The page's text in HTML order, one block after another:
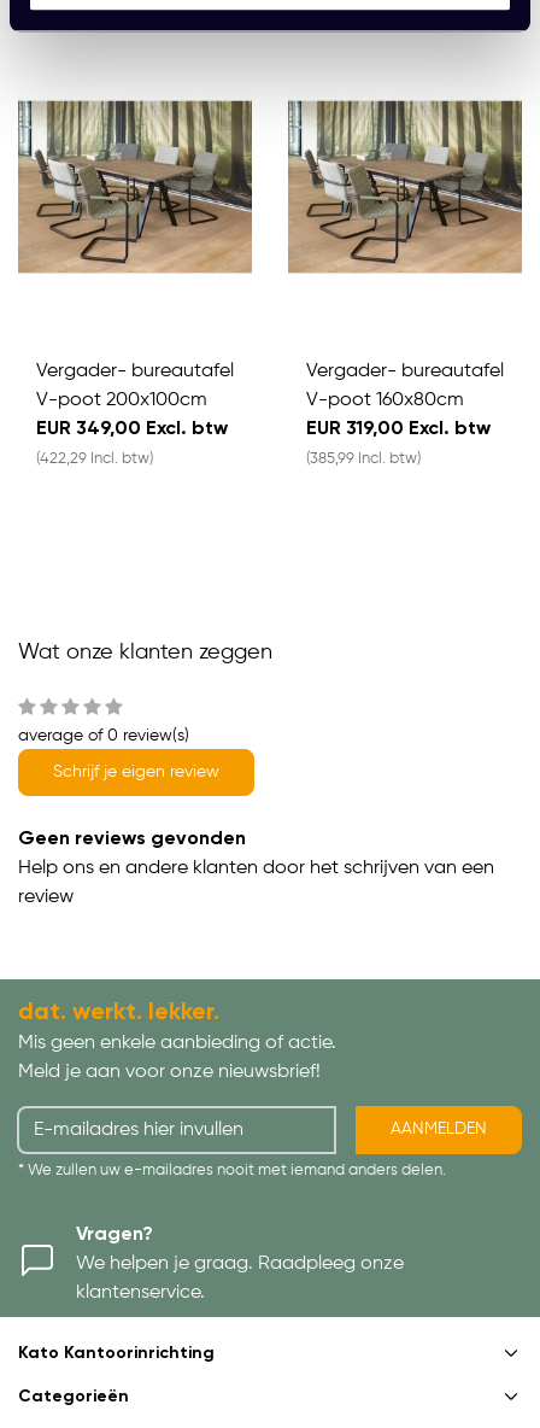
Vergader- bureautafel
V-poot 200x100cm
EUR 349,00 Excl. btw
(422,29 Incl. btw)
Vergader- bureautafel
V-poot 160x80cm
EUR 319,00 Excl. btw
(385,99 Incl. btw)
Wat onze klanten zeggen
average of 0 review(s)
Schrijf je eigen review
Geen reviews gevonden
Help ons en andere klanten door het schrijven van een
review
dat. werkt. lekker.
Mis geen enkele aanbieding of actie.
Meld je aan voor onze nieuwsbrief!
AANMELDEN
* We zullen uw e-mailadres nooit met iemand anders delen.
Vragen?
We helpen je graag. Raadpleeg onze
klantenservice.
Kato Kantoorinrichting
Categorieën